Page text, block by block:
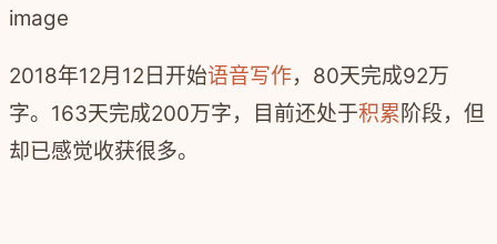
image
2018年12月12日开始语音写作，80天完成92万
字。163天完成200万字，目前还处于积累 阶段，但
却已感觉收获很多。